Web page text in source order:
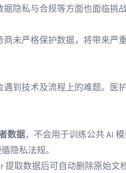
隐私与合规等方面也面临挑战
未严格保护数据，将带来严
到技术及流程上的难题。医
数据，不会用于训练公共 AI 模
隐私法规。
提取数据后可自动删除原始文